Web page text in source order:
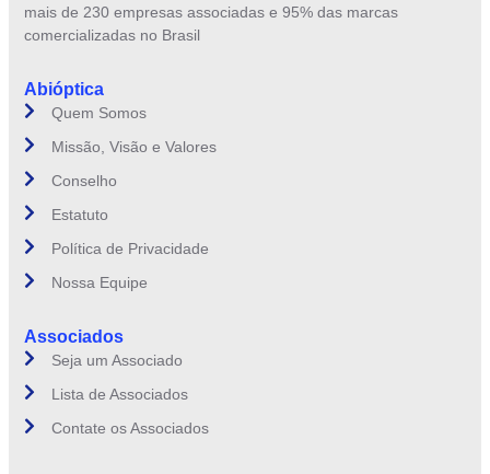
mais de 230 empresas associadas e 95% das marcas
comercializadas no Brasil
Abióptica
Quem Somos
Missão, Visão e Valores
Conselho
Estatuto
Política de Privacidade
Nossa Equipe
Associados
Seja um Associado
Lista de Associados
Contate os Associados